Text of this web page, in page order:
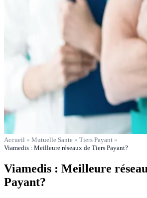
Accueil » Mutuelle Sante » Tiers Payant »
Viamedis : Meilleure réseaux de Tiers Payant?
Viamedis : Meilleure
Payant?